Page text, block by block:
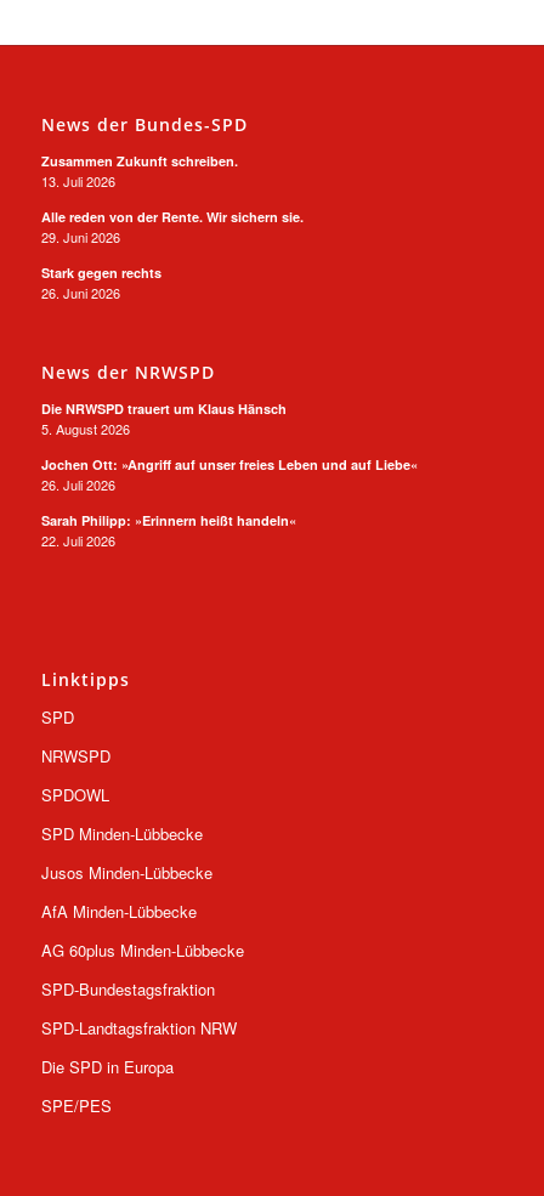
News der Bundes-SPD
Zusammen Zukunft schreiben.
13. Juli 2026
Alle reden von der Rente. Wir sichern sie.
29. Juni 2026
Stark gegen rechts
26. Juni 2026
News der NRWSPD
Die NRWSPD trauert um Klaus Hänsch
5. August 2026
Jochen Ott: »Angriff auf unser freies Leben und auf Liebe«
26. Juli 2026
Sarah Philipp: »Erinnern heißt handeln«
22. Juli 2026
Linktipps
SPD
NRWSPD
SPDOWL
SPD Minden-Lübbecke
Jusos Minden-Lübbecke
AfA Minden-Lübbecke
AG 60plus Minden-Lübbecke
SPD-Bundestagsfraktion
SPD-Landtagsfraktion NRW
Die SPD in Europa
SPE/PES